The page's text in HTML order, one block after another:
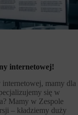
internetowej!
internetowej, mamy dla
się w
Mamy w Zespole
– kładziemy duży